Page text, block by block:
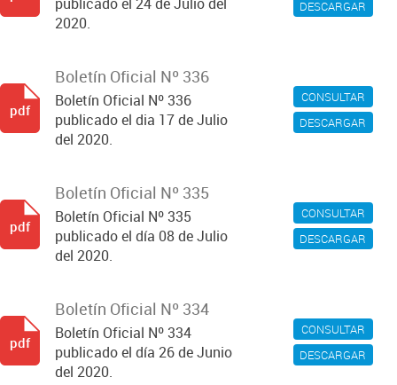
DESCARGAR
2020.
CONSULTAR
DESCARGAR
Boletín Oficial Nº 336
Boletín Oficial Nº 336
publicado el dia 17 de Julio
del 2020.
pdf
CONSULTAR
DESCARGAR
Boletín Oficial Nº 335
Boletín Oficial Nº 335
publicado el día 08 de Julio
del 2020.
pdf
CONSULTAR
DESCARGAR
Boletín Oficial Nº 334
Boletín Oficial Nº 334
publicado el día 26 de Junio
del 2020.
pdf